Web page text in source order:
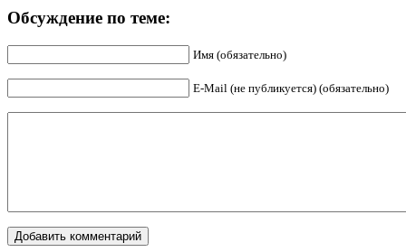
Обсуждение по теме:
Имя (обязательно)
E-Mail (не публикуется) (обязательно)